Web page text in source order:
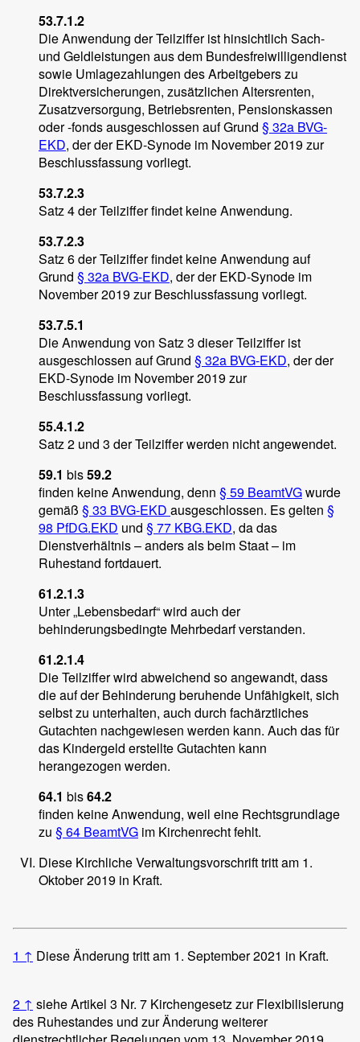
53.7.1.2
Die Anwendung der Teilziffer ist hinsichtlich Sach-
und Geldleistungen aus dem Bundesfreiwilligendienst
sowie Umlagezahlungen des Arbeitgebers zu
Direktversicherungen, zusätzlichen Altersrenten,
Zusatzversorgung, Betriebsrenten, Pensionskassen
oder -fonds ausgeschlossen auf Grund § 32a BVG-
EKD, der der EKD-Synode im November 2019 zur
Beschlussfassung vorliegt.
53.7.2.3
Satz 4 der Teilziffer findet keine Anwendung.
53.7.2.3
Satz 6 der Teilziffer findet keine Anwendung auf
Grund § 32a BVG-EKD, der der EKD-Synode im
November 2019 zur Beschlussfassung vorliegt.
53.7.5.1
Die Anwendung von Satz 3 dieser Teilziffer ist
ausgeschlossen auf Grund § 32a BVG-EKD, der der
EKD-Synode im November 2019 zur
Beschlussfassung vorliegt.
55.4.1.2
Satz 2 und 3 der Teilziffer werden nicht angewendet.
59.1 bis59.2
finden keine Anwendung, denn § 59 BeamtVGwurde
gemäß § 33 BVG-EKD ausgeschlossen. Es gelten §
98 PfDG.EKD und § 77 KBG.EKD, da das
Dienstverhältnis – anders als beim Staat – im
Ruhestand fortdauert.
61.2.1.3
Unter „Lebensbedarf“ wird auch der
behinderungsbedingte Mehrbedarf verstanden.
61.2.1.4
Die Teilziffer wird abweichend so angewandt, dass
die auf der Behinderung beruhende Unfähigkeit, sich
selbst zu unterhalten, auch durch fachärztliches
Gutachten nachgewiesen werden kann. Auch das für
das Kindergeld erstellte Gutachten kann
herangezogen werden.
64.1 bis64.2
finden keine Anwendung, weil eine Rechtsgrundlage
zu § 64 BeamtVG im Kirchenrecht fehlt.
Diese Kirchliche Verwaltungsvorschrift tritt am 1.
Oktober 2019 in Kraft.
1 ↑ Diese Änderung tritt am 1. September 2021 in Kraft.
2 ↑ siehe Artikel 3 Nr. 7 Kirchengesetz zur Flexibilisierung
des Ruhestandes und zur Änderung weiterer